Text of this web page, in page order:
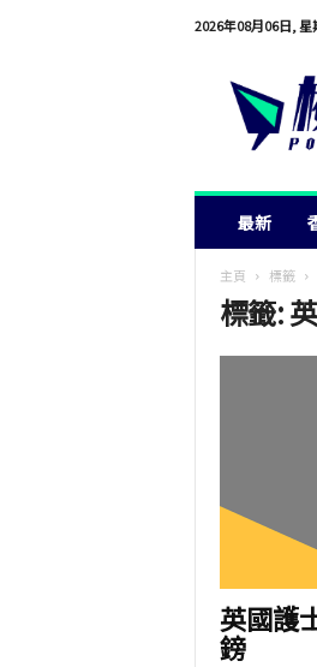
2026年08月06日, 星
最新
主頁 標籤
標籤:
英國護
鎊